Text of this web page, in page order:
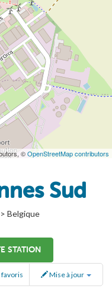
©OpenStreetMap contributors
Sud
Belgique
STATION
Mise à jour